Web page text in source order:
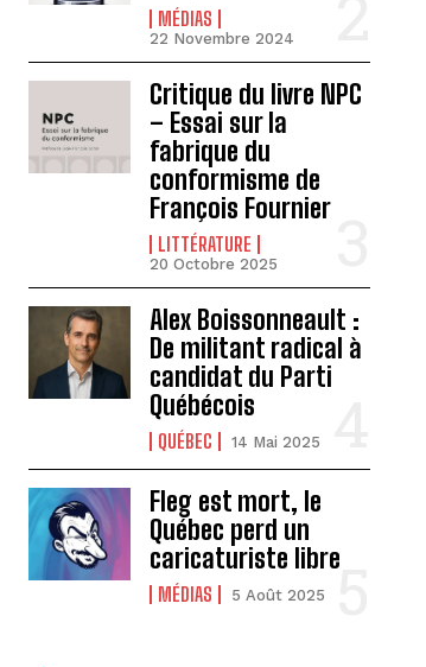
MÉDIAS
22 Novembre 2024
Critique du livre NPC
– Essai sur la
fabrique du
conformisme de
François Fournier
LITTÉRATURE
20 Octobre 2025
Alex Boissonneault :
De militant radical à
candidat du Parti
Québécois
QUÉBEC 14 Mai 2025
Fleg est mort, le
Québec perd un
caricaturiste libre
MÉDIAS 5 Août 2025